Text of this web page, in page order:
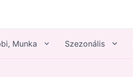
Munka Szezonális